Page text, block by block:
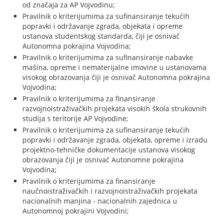
od značaja za AP Vojvodinu;
Pravilnik o kriterijumima za sufinansiranje tekućih
popravki i održavanje zgrada, objekata i opreme
ustanova studentskog standarda, čiji je osnivač
Autonomna pokrajina Vojvodina;
Pravilnik o kriterijumima za sufinansiranje nabavke
mašina, opreme i nematerijalne imovine u ustanovama
visokog obrazovanja čiji je osnivač Autonomna pokrajina
Vojvodina;
Pravilnik o kriterijumima za finansiranje
razvojnoistraživačkih projekata visokih škola strukovnih
studija s teritorije AP Vojvodine;
Pravilnik o kriterijumima za sufinansiranje tekućih
popravki i održavanje zgrada, objekata, opreme i izradu
projektno-tehničke dokumentacije ustanova visokog
obrazovanja čiji je osnivač Autonomne pokrajina
Vojvodina;
Pravilnik o kriterijumima za finansiranje
naučnoistraživačkih i razvojnoistraživačkih projekata
nacionalnih manjina - nacionalnih zajednica u
Autonomnoj pokrajini Vojvodini;